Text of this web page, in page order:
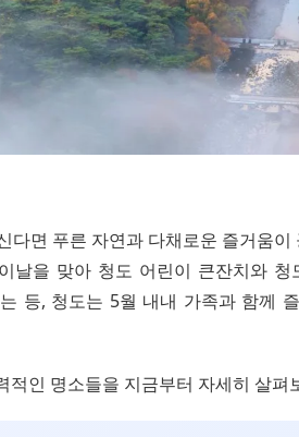
다면 푸른 자연과 다채로운 즐거움이
날을 맞아 청도 어린이 큰잔치와 청
등, 청도는 5월 내내 가족과 함께
인 명소들을 지금부터 자세히 살펴